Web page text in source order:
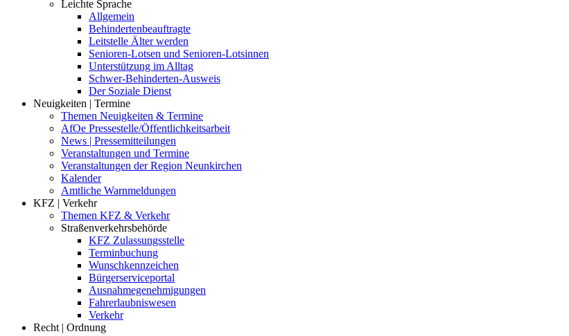
Leichte Sprache
Allgemein
Behindertenbeauftragte
Leitstelle Älter werden
Senioren-Lotsen und Senioren-Lotsinnen
Unterstützung im Alltag
Schwer-Behinderten-Ausweis
Der Soziale Dienst
Neuigkeiten | Termine
Themen Neuigkeiten & Termine
AfOe Pressestelle/Öffentlichkeitsarbeit
News | Pressemitteilungen
Veranstaltungen und Termine
Veranstaltungen der Region Neunkirchen
Kalender
Amtliche Warnmeldungen
KFZ | Verkehr
Themen KFZ & Verkehr
Straßenverkehrsbehörde
KFZ Zulassungsstelle
Terminbuchung
Wunschkennzeichen
Bürgerserviceportal
Ausnahmegenehmigungen
Fahrerlaubniswesen
Verkehr
Recht | Ordnung